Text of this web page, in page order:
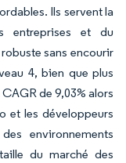
Ils servent la
entreprises et du
sans encourir
4, bien que plus
de 9,03% alors
et les développeurs
environnements
du marché des